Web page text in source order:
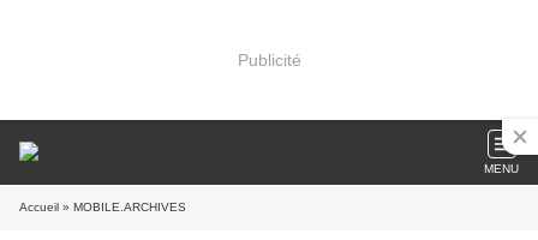
Publicité
MENU
Accueil » MOBILE.ARCHIVES